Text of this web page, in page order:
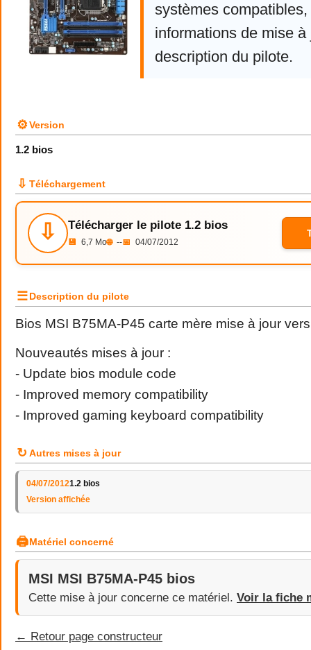
systèmes compatibles,
informations de mise à
description du pilote.
⚙Version
1.2 bios
⇩ Téléchargement
⇩ Télécharger le pilote 1.2 bios
💾 6,7 Mo🌐 --📅 04/07/2012
☰Description du pilote
Bios MSI B75MA-P45 carte mère mise à jour
Nouveautés mises à jour :
- Update bios module code
- Improved memory compatibility
- Improved gaming keyboard compatibility
↻ Autres mises à jour
04/07/20121.2 bios
Version affichée
🖨Matériel concerné
MSI MSI B75MA-P45 bios
Cette mise à jour concerne ce matériel. Voir la fiche
← Retour page constructeur